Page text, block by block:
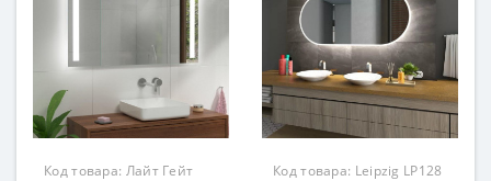
Код товара: Лайт Гейт
Код товара: Leipzig LP128